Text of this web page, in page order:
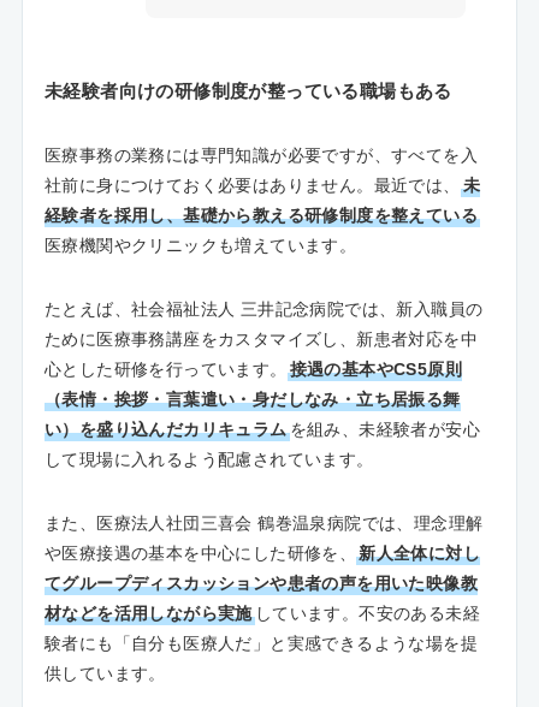
未経験者向けの研修制度が整っている職場もある
医療事務の業務には専門知識が必要ですが、すべてを入
社前に身につけておく必要はありません。最近では、
未
経験者を採用し、基礎から教える研修制度を整えている
医療機関やクリニックも増えています。
たとえば、社会福祉法人 三井記念病院では、新入職員の
ために医療事務講座をカスタマイズし、新患者対応を中
心とした研修を行っています。
接遇の基本やCS5原則
（表情・挨拶・言葉遣い・身だしなみ・立ち居振る舞
い）を盛り込んだカリキュラムを組み、未経験者が安心
して現場に入れるよう配慮されています。
また、医療法人社団三喜会 鶴巻温泉病院では、理念理解
や医療接遇の基本を中心にした研修を、新人全体に対し
てグループディスカッションや患者の声を用いた映像教
材などを活用しながら実施しています。不安のある未経
験者にも「自分も医療人だ」と実感できるような場を提
供しています。